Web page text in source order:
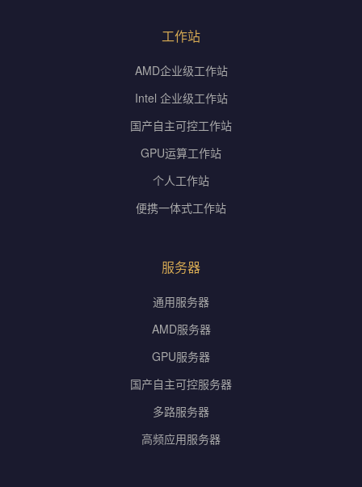
工作站
AMD企业级工作站
Intel 企业级工作站
国产自主可控工作站
GPU运算工作站
个人工作站
便携一体式工作站
服务器
通用服务器
AMD服务器
GPU服务器
国产自主可控服务器
多路服务器
高频应用服务器